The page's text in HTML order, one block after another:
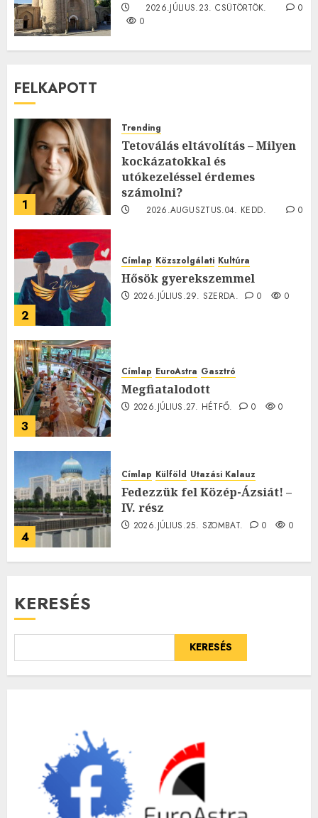
2026.JÚLIUS.23. CSÜTÖRTÖK.
0
0
FELKAPOTT
1
Trending
Tetoválás eltávolítás – Milyen
kockázatokkal és
utókezeléssel érdemes
számolni?
2026.AUGUSZTUS.04. KEDD.
0
2
Címlap Közszolgálati Kultúra
Hősök gyerekszemmel
2026.JÚLIUS.29. SZERDA. 0 0
3
Címlap EuroAstra Gasztró
Megfiatalodott
2026.JÚLIUS.27. HÉTFŐ. 0 0
4
Címlap Külföld Utazási Kalauz
Fedezzük fel Közép-Ázsiát! –
IV. rész
2026.JÚLIUS.25. SZOMBAT. 0 0
KERESÉS
KERESÉS